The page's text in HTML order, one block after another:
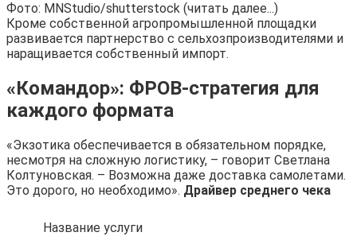
Фото: MNStudio/shutterstock (читать далее...)
Кроме собственной агропромышленной площадки
развивается партнерство с сельхозпроизводителями и
наращивается собственный импорт.
«Командор»: ФРОВ-стратегия для
каждого формата
«Экзотика обеспечивается в обязательном порядке,
несмотря на сложную логистику, – говорит Светлана
Колтуновская. – Возможна даже доставка самолетами.
Это дорого, но необходимо». Драйвер среднего чека
Название услуги